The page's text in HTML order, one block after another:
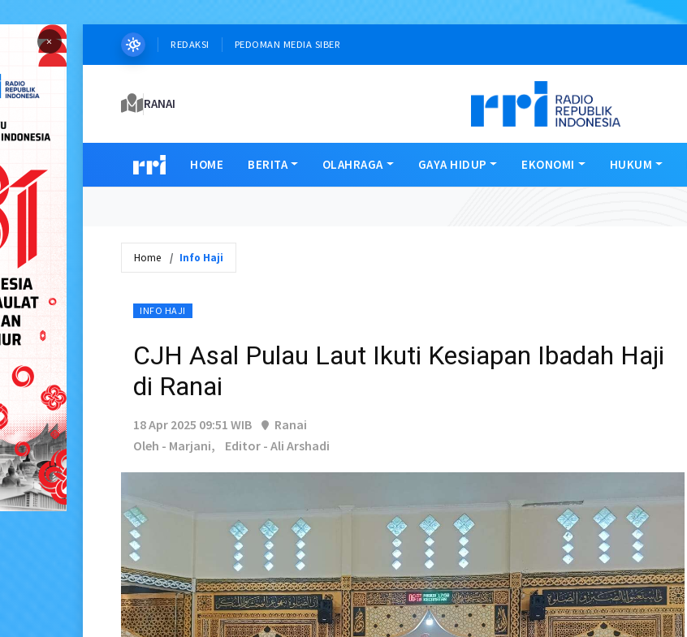
× REDAKSI PEDOMAN MEDIA SIBER
RANAI
HOME BERITA OLAHRAGA GAYA HIDUP EKONOMI HUKUM
Home Info Haji
INFO HAJI
CJH Asal Pulau Laut Ikuti Kesiapan Ibadah Haji
di Ranai
18 Apr 2025 09:51 WIB
Ranai
Oleh - Marjani,
Editor - Ali Arshadi